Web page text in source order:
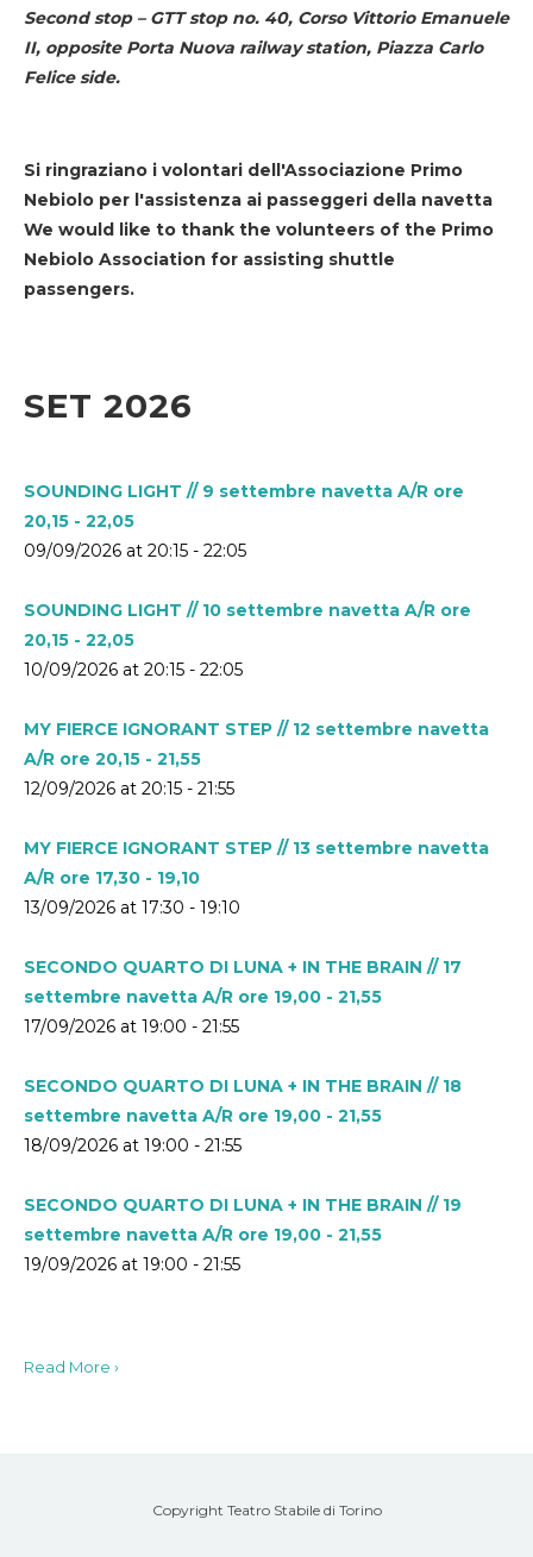
Second stop – GTT stop no. 40, Corso Vittorio Emanuele
II, opposite Porta Nuova railway station, Piazza Carlo
Felice side.
Si ringraziano i volontari dell'Associazione Primo
Nebiolo per l'assistenza ai passeggeri della navetta
We would like to thank the volunteers of the Primo
Nebiolo Association for assisting shuttle
passengers.
SET 2026
SOUNDING LIGHT // 9 settembre navetta A/R ore
20,15 - 22,05
09/09/2026 at 20:15 - 22:05
SOUNDING LIGHT // 10 settembre navetta A/R ore
20,15 - 22,05
10/09/2026 at 20:15 - 22:05
MY FIERCE IGNORANT STEP // 12 settembre navetta
A/R ore 20,15 - 21,55
12/09/2026 at 20:15 - 21:55
MY FIERCE IGNORANT STEP // 13 settembre navetta
A/R ore 17,30 - 19,10
13/09/2026 at 17:30 - 19:10
SECONDO QUARTO DI LUNA + IN THE BRAIN // 17
settembre navetta A/R ore 19,00 - 21,55
17/09/2026 at 19:00 - 21:55
SECONDO QUARTO DI LUNA + IN THE BRAIN // 18
settembre navetta A/R ore 19,00 - 21,55
18/09/2026 at 19:00 - 21:55
SECONDO QUARTO DI LUNA + IN THE BRAIN // 19
settembre navetta A/R ore 19,00 - 21,55
19/09/2026 at 19:00 - 21:55
Read More ›
Copyright Teatro Stabile di Torino